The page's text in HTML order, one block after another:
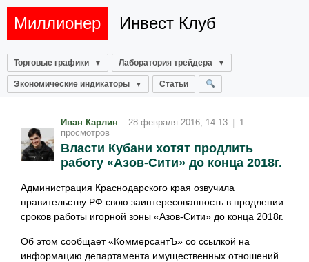
Миллионер Инвест Клуб
Торговые графики Лаборатория трейдера
Экономические индикаторы Статьи
Иван Карлин 28 февраля 2016, 14:13
1
просмотров
Власти Кубани хотят продлить
работу «Азов-Сити» до конца 2018г.
Администрация Краснодарского края озвучила
правительству РФ свою заинтересованность в продлении
сроков работы игорной зоны «Азов-Сити» до конца 2018г.
Об этом сообщает «КоммерсантЪ» со ссылкой на
информацию департамента имущественных отношений